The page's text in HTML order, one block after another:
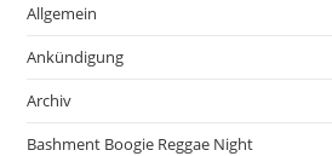
Allgemein
Ankündigung
Archiv
Bashment Boogie Reggae Night